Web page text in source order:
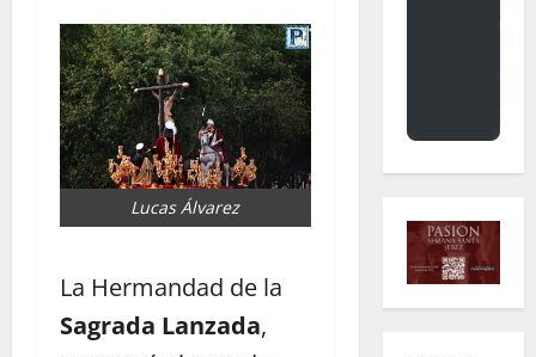
Lucas Álvarez
La Hermandad de la
Sagrada Lanzada,